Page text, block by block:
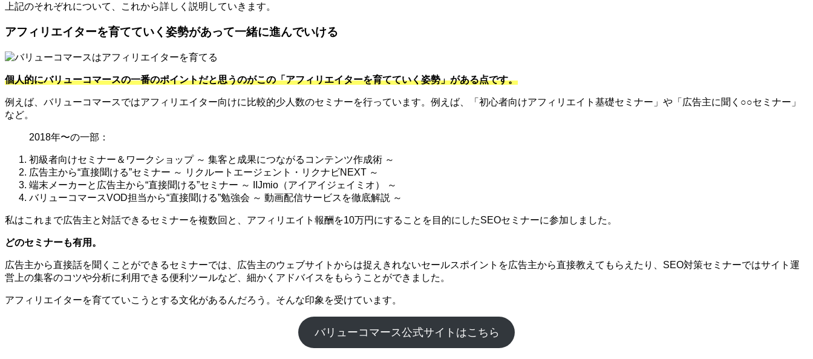
上記のそれぞれについて、これから詳しく説明していきます。
アフィリエイターを育てていく姿勢があって一緒に進んでいける
個人的にバリューコマースの一番のポイントだと思うのがこの「アフィリエイターを育てていく姿勢」がある点です。
例えば、バリューコマースではアフィリエイター向けに比較的少人数のセミナーを行っています。例えば、「初心者向けアフィリエイト基礎セミナー」や「広告主に聞く○○セミナー」
など。
2018年〜の一部：
初級者向けセミナー＆ワークショップ ～ 集客と成果につながるコンテンツ作成術 ～
広告主から“直接聞ける”セミナー ～ リクルートエージェント・リクナビNEXT ～
端末メーカーと広告主から“直接聞ける”セミナー ～ IIJmio（アイアイジェイミオ） ～
バリューコマースVOD担当から“直接聞ける”勉強会 ～ 動画配信サービスを徹底解説 ～
私はこれまで広告主と対話できるセミナーを複数回と、アフィリエイト報酬を10万円にすることを目的にしたSEOセミナーに参加しました。
どのセミナーも有用。
広告主から直接話を聞くことができるセミナーでは、広告主のウェブサイトからは捉えきれないセールスポイントを広告主から直接教えてもらえたり、SEO対策セミナーではサイト運
営上の集客のコツや分析に利用できる便利ツールなど、細かくアドバイスをもらうことができました。
アフィリエイターを育てていこうとする文化があるんだろう。そんな印象を受けています。
バリューコマース公式サイトはこちら